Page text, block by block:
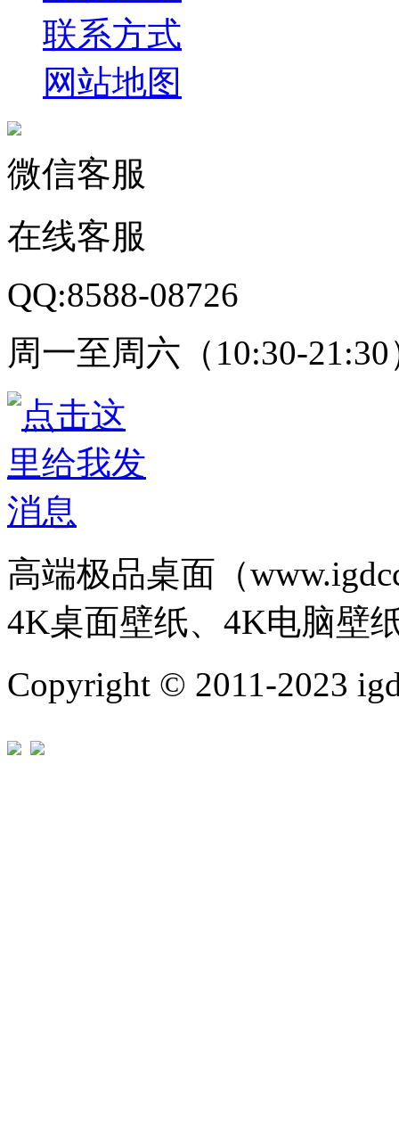
联系方式
网站地图
微信客服
在线客服
QQ:8588-08726
周一至周六（10:30-21:30
高端极品桌面（
4K桌面壁纸、4K电脑壁
Copyright © 2011-2023